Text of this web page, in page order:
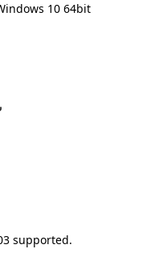
10 64bit
supported.